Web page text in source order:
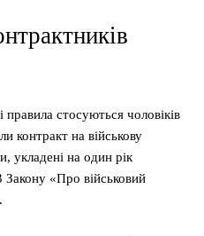
стосуються чоловіків
контракт на військову
укладені на один рік
Закону «Про військовий